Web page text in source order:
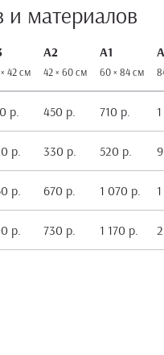
и материалов
42 см
А2
42 × 60 см
А1
60 × 84 см
р. 450 р. 710 р.
р. 330 р. 520 р.
р. 670 р. 1 070 р.
р. 730 р. 1 170 р.